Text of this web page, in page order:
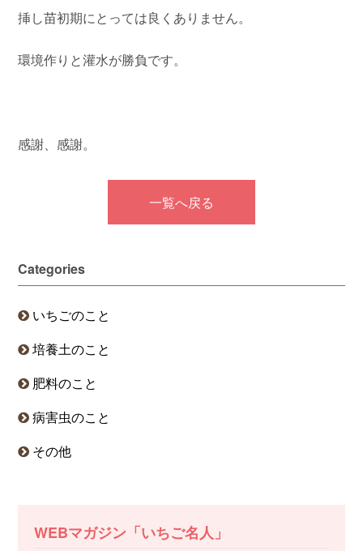
挿し苗初期にとっては良くありません。
環境作りと灌水が勝負です。
感謝、感謝。
一覧へ戻る
Categories
いちごのこと
培養土のこと
肥料のこと
病害虫のこと
その他
WEBマガジン「いちご名人」